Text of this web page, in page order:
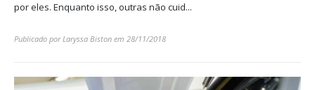
por eles. Enquanto isso, outras não cuid...
Publicado porLaryssa Biston em 28/11/2018